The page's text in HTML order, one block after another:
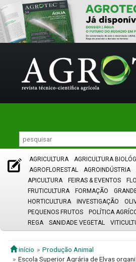
AGRICULTURA AGRICULTURA
AGROFLORESTAL
AGROINDÚSTRIA
APICULTURA
FEIRAS & EVENTOS
FRUTICULTURA
FORMAÇÃO
HORTICULTURA
INVESTIGAÇÃO
PEQUENOS FRUTOS
POLÍTICA
REGA
SANIDADE VEGETAL
início
Produção Animal
Escola Superior Agrária de Elvas